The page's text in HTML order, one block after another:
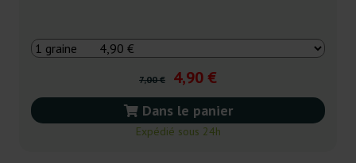
7,00 € 4,90 €
Dans le panier
Expédié sous 24h